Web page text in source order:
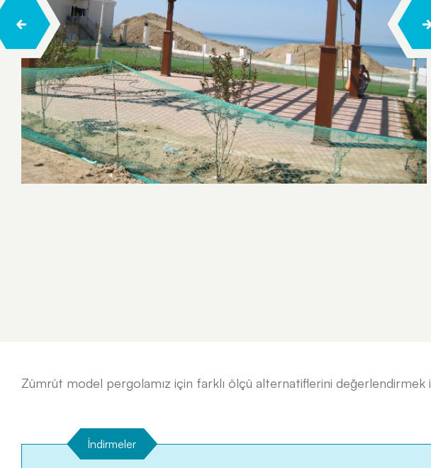
Halatlı Denge Parkurları
Engelsiz Seri Ahşap Çocuk Oyun Grupları
Hexa Ahşap Çocuk Oyun Grubu
Konsept Ahşap Çocuk Oyun Grupları
Macera Kompleksleri
Survivor
Zümrüt model pergolamız için farklı ölçü alternatiflerini
İndirmeler